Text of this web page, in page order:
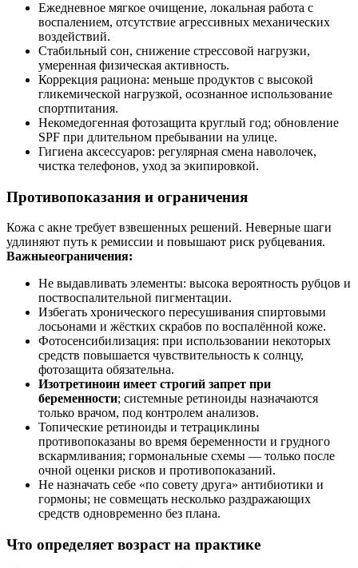
Ежедневное мягкое очищение, локальная работа с
воспалением, отсутствие агрессивных механических
воздействий.
Стабильный сон, снижение стрессовой нагрузки,
умеренная физическая активность.
Коррекция рациона: меньше продуктов с высокой
гликемической нагрузкой, осознанное использование
спортпитания.
Некомедогенная фотозащита круглый год; обновление
SPF при длительном пребывании на улице.
Гигиена аксессуаров: регулярная смена наволочек,
чистка телефонов, уход за экипировкой.
Противопоказания и ограничения
Кожа с акне требует взвешенных решений. Неверные шаги
удлиняют путь к ремиссии и повышают риск рубцевания.
Важныеограничения:
Не выдавливать элементы: высока вероятность рубцов и
поствоспалительной пигментации.
Избегать хронического пересушивания спиртовыми
лосьонами и жёстких скрабов по воспалённой коже.
Фотосенсибилизация: при использовании некоторых
средств повышается чувствительность к солнцу,
фотозащита обязательна.
Изотретиноин имеет строгий запрет при
беременности; системные ретиноиды назначаются
только врачом, под контролем анализов.
Топические ретиноиды и тетрациклины
противопоказаны во время беременности и грудного
вскармливания; гормональные схемы — только после
очной оценки рисков и противопоказаний.
Не назначать себе «по совету друга» антибиотики и
гормоны; не совмещать несколько раздражающих
средств одновременно без плана.
Что определяет возраст на практике